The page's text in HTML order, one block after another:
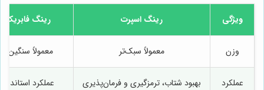
ویژگی رینگ اسپرت رینگ فابریک
وزن معمولاً سبک‌تر معمولاً سنگین‌تر
عملکرد بهبود شتاب، ترمزگیری و فرمان‌پذیری عملکرد استاندارد